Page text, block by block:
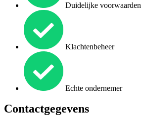
Duidelijke voorwaarden
Klachtenbeheer
Echte ondernemer
Contactgegevens